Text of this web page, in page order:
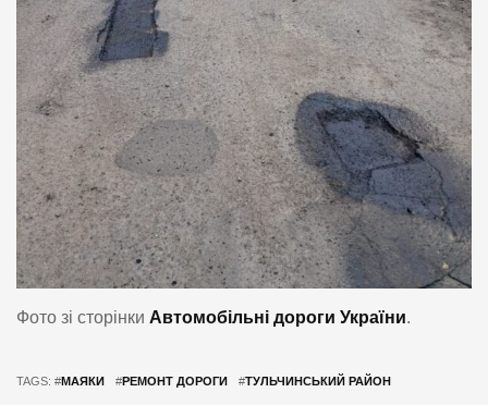
Фото зі сторінки Автомобільні дороги України.
TAGS: #МАЯКИ #РЕМОНТ ДОРОГИ #ТУЛЬЧИНСЬКИЙ РАЙОН